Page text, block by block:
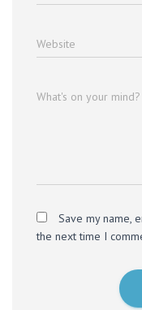
Website
What's on your mind?
Save my name,
the next time I